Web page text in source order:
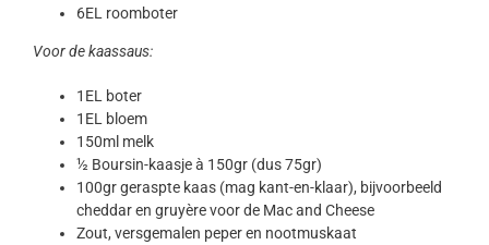
6EL roomboter
Voor de kaassaus:
1EL boter
1EL bloem
150ml melk
½ Boursin-kaasje à 150gr (dus 75gr)
100gr geraspte kaas (mag kant-en-klaar), bijvoorbeeld
cheddar en gruyère voor de Mac and Cheese
Zout, versgemalen peper en nootmuskaat